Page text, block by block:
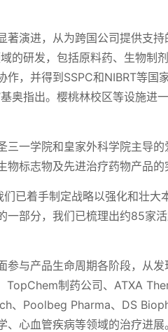
著演进，从为跨国公司提供支
的研发，包括原料药、生物制
作，并得到SSPC和NIBRT等
奥指出。樱桃林校区等设施进
三一学院和皇家外科学院主导
标志物及先进治疗药物产品的
已着手制定战略以强化和壮大
一部分，我们已梳理出约85家
参与产品生命周期各阶段，从
TopChem制药公司、ATXA
、Poolbeg Pharma、DS
心血管疾病等领域的治疗进展。